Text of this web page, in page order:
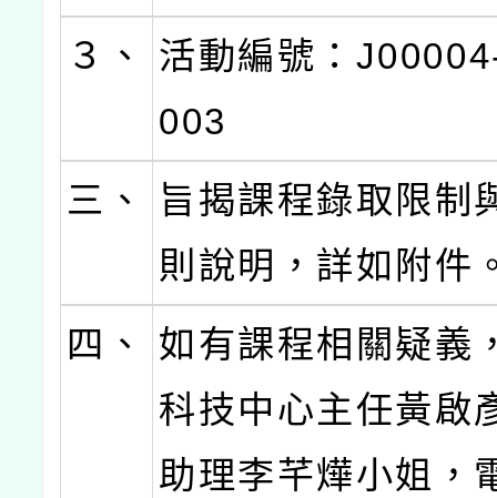
３、
活動編號：
003
三、
旨揭課程錄取限制
則說明，詳如附件
四、
如有課程相關疑義
科技中心主任黃啟
助理李芊燁小姐，